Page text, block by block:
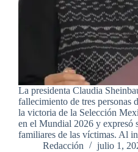
La presidenta Claudia
fallecimiento de tres personas
la victoria de la Selección
en el Mundial 2026 y expresó
familiares de las víctimas. Al
Redacción
julio 1,